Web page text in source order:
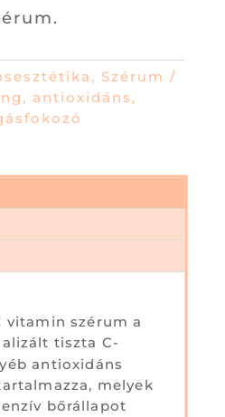
, Szérum
, antioxidáns ,
vitamin szérum a
tiszta C-
antioxidáns
melyek
bőrállapot